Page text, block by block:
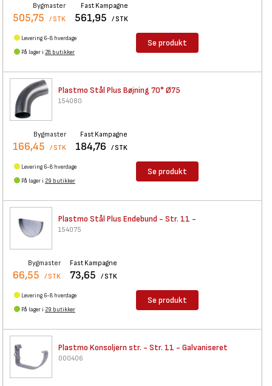
Bygmaster
505,75 / STK
Fast Kampagne
561,95 / STK
Levering 6-8 hverdage
På lager i 28 butikker
Se produkt
Plastmo Stål Plus Bøjning 70° Ø75
154080
Bygmaster
166,45 / STK
Fast Kampagne
184,76 / STK
Levering 6-8 hverdage
På lager i 29 butikker
Se produkt
Plastmo Stål Plus Endebund - Str. 11 -
154075
Bygmaster
66,55 / STK
Fast Kampagne
73,65 / STK
Levering 6-8 hverdage
På lager i 29 butikker
Se produkt
Plastmo Konsoljern str. - Str. 11 - Galvaniseret
000406